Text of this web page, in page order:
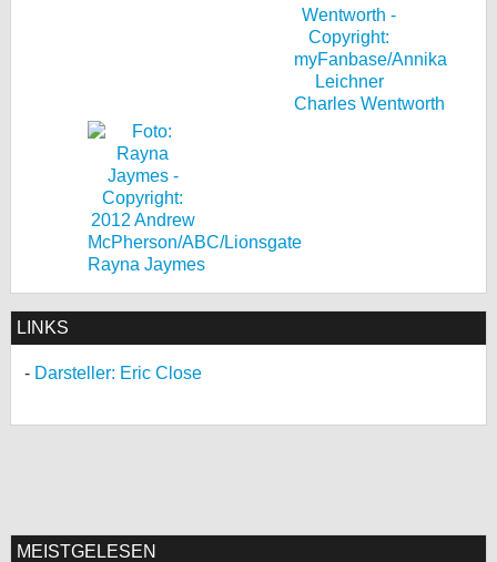
Charles Wentworth
Rayna Jaymes
LINKS
Darsteller: Eric Close
MEISTGELESEN